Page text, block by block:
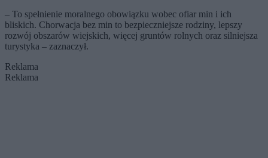
– To spełnienie moralnego obowiązku wobec ofiar min i ich
bliskich. Chorwacja bez min to bezpieczniejsze rodziny, lepszy
rozwój obszarów wiejskich, więcej gruntów rolnych oraz silniejsza
turystyka – zaznaczył.
Reklama
Reklama